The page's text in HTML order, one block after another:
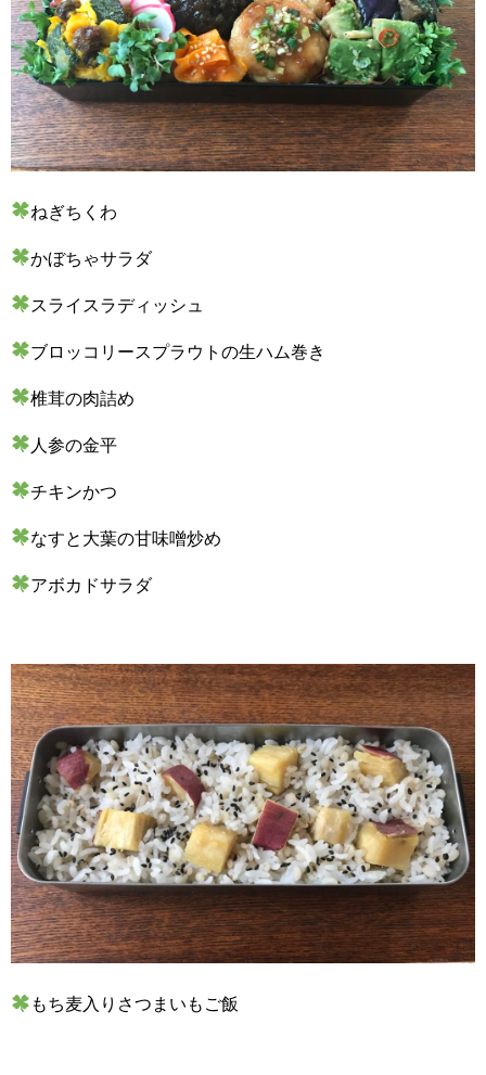
ねぎちくわ
かぼちゃサラダ
スライスラディッシュ
ブロッコリースプラウトの生ハム巻き
椎茸の肉詰め
人参の金平
チキンかつ
なすと大葉の甘味噌炒め
アボカドサラダ
もち麦入りさつまいもご飯